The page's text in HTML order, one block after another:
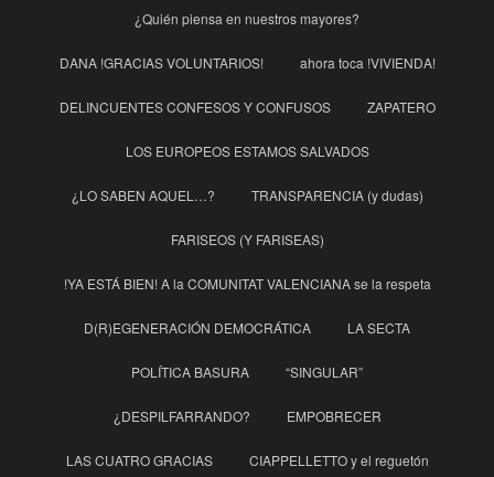
¿Quién piensa en nuestros mayores?
DANA !GRACIAS VOLUNTARIOS! ahora toca !VIVIENDA!
DELINCUENTES CONFESOS Y CONFUSOS ZAPATERO
LOS EUROPEOS ESTAMOS SALVADOS
¿LO SABEN AQUEL…? TRANSPARENCIA (y dudas)
FARISEOS (Y FARISEAS)
!YA ESTÁ BIEN! A la COMUNITAT VALENCIANA se la respeta
D(R)EGENERACIÓN DEMOCRÁTICA LA SECTA
POLÍTICA BASURA “SINGULAR”
¿DESPILFARRANDO? EMPOBRECER
LAS CUATRO GRACIAS CIAPPELLETTO y el reguetón